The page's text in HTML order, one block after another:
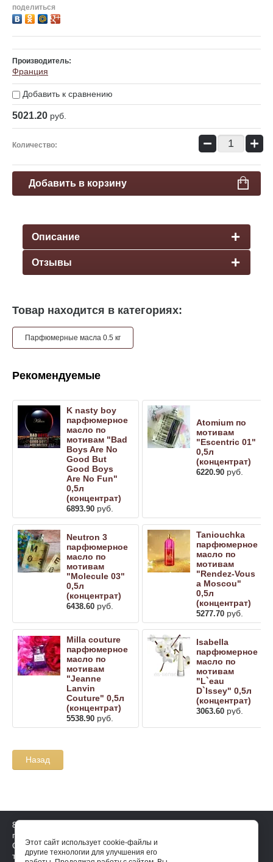
поделиться
Производитель:
Франция
Добавить к сравнению
5021.20 руб.
Количество: − +
Добавить в корзину
Описание
Отзывы
Товар находится в категориях:
Парфюмерные масла 0.5 кг
Рекомендуемые
K nasty boy
парфюмерное
масло по
мотивам "Bad
Boys Are No
Good But
Good Boys
Are No Fun"
0,5л
(концентрат)
6893.90 руб.
Atomium по
мотивам
"Escentric 01"
0,5л
(концентрат)
6220.90 руб.
Neutron 3
парфюмерное
масло по
мотивам
"Molecule 03"
0,5л
(концентрат)
6438.60 руб.
Taniouchka
парфюмерное
масло по
мотивам
"Rendez-Vous
a Moscou"
0,5л
(концентрат)
5277.70 руб.
Milla couture
парфюмерное
масло по
мотивам
"Jeanne
Lanvin
Couture" 0,5л
(концентрат)
5538.90 руб.
Isabella
парфюмерное
масло по
мотивам
"L`eau
D`Issey" 0,5л
(концентрат)
3063.60 руб.
Назад
8 921 644 4143
пн-пт: 10-17, сб-вс: выходной
Официальный дистрибьютор на
территории России essense-
Этот сайт использует cookie-файлы и
другие технологии для улучшения его